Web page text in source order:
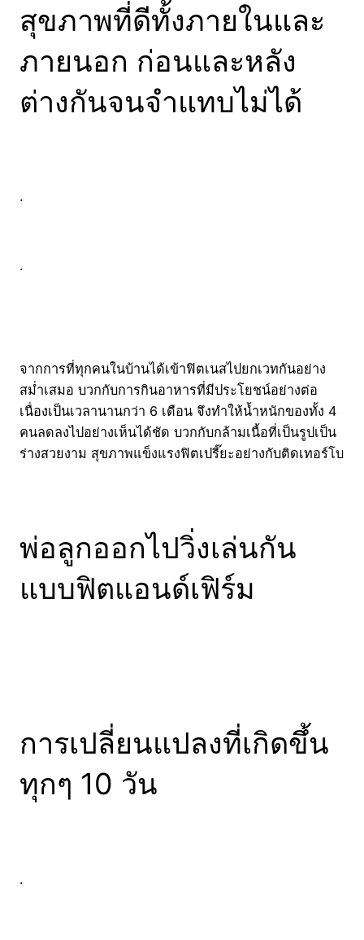
สุขภาพที่ดีทั้งภายในและ
ภายนอก ก่อนและหลัง
ต่างกันจนจำแทบไม่ได้
.
.
จากการที่ทุกคนในบ้านได้เข้าฟิตเนสไปยกเวทกันอย่าง
สม่ำเสมอ บวกกับการกินอาหารที่มีประโยชน์อย่างต่อ
เนื่องเป็นเวลานานกว่า 6 เดือน จึงทำให้น้ำหนักของทั้ง 4
คนลดลงไปอย่างเห็นได้ชัด บวกกับกล้ามเนื้อที่เป็นรูปเป็น
ร่างสวยงาม สุขภาพแข็งแรงฟิตเปรี๊ยะอย่างกับติดเทอร์โบ
พ่อลูกออกไปวิ่งเล่นกัน
แบบฟิตแอนด์เฟิร์ม
การเปลี่ยนแปลงที่เกิดขึ้น
ทุกๆ 10 วัน
.